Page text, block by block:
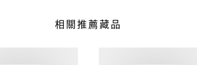
相關推薦藏品